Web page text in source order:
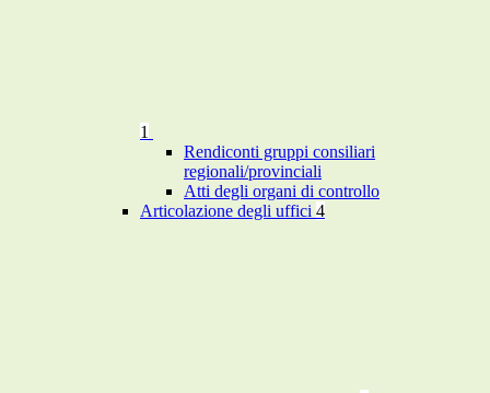
1
Rendiconti gruppi consiliari
regionali/provinciali
Atti degli organi di controllo
Articolazione degli uffici 4